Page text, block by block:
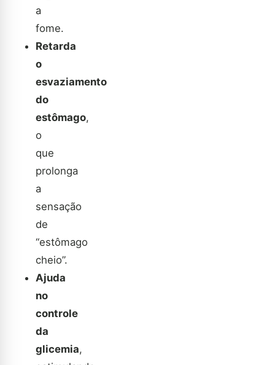
a
fome.
Retarda
o
esvaziamento
do
estômago,
o
que
prolonga
a
sensação
de
“estômago
cheio”.
Ajuda
no
controle
da
glicemia,